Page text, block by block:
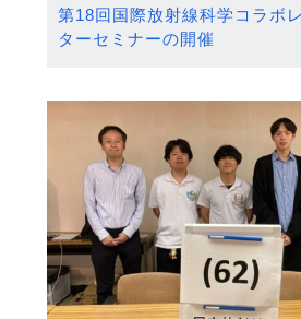
第18回国際放射線科学コラボ
ターセミナーの開催